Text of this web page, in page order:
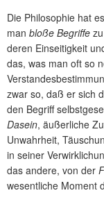
Die Philosophie hat
man bloße Begriffe
deren Einseitigkeit
das, was man oft so
zwar so, daß er sich
den Begriff
Dasein, äußerliche
Unwahrheit,
in seiner
das andere, von der
wesentliche Moment